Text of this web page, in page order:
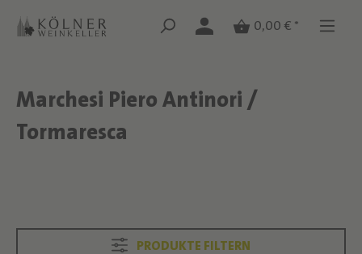
Zum Hauptinhalt springen
Zum Hauptinhalt springen
0,00 € *
Text überspringen
Marchesi Piero Antinori /
Tormaresca
Text überspringen
PRODUKTE FILTERN